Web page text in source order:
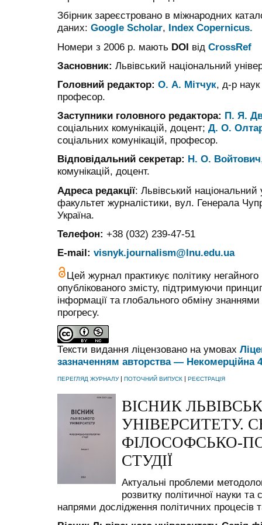
Збірник зареєстровано в міжнародних
даних: Google Scholar, Index Copernicus.
Номери з 2006 р. мають DOI від CrossRef
Засновник: Львівський національний
Головний редактор: О. А. Мітчук, д-р наук
професор.
Заступники головного редактора: П. Я.
соціальних комунікацій, доцент; Д. О.
соціальних комунікацій, професор.
Відповідальний секретар: Н. О. Войтович
комунікацій, доцент.
Адреса редакції: Львівський національний
факультет журналістики, вул. Генерала
Україна.
Телефон: +38 (032) 239-47-51
E-mail: visnyk.journalism@lnu.edu.ua
Цей журнал практикує політику негайного
опублікованого змісту, підтримуючи
інформації та глобального обміну
прогресу.
Тексти видання ліцензовано на умовах
зазначенням авторства — Некомерційна
ПЕРЕГЛЯД ЖУРНАЛУ| ПОТОЧНИЙ ВИПУСК | РЕЄСТРАЦІЯ
ВІСНИК
УНІВЕРСИТЕТУ.
ФІЛОСОФСЬКО-
СТУДІЇ
Актуальні проблеми
розвитку політичної науки та
напрями дослідження політичних процесів